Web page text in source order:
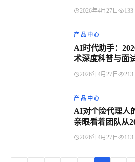
2026年4月27日 133
产品中心
AI时代助手：
术深度科普与面
2026年4月27日 213
产品中心
AI对个险代理人
亲眼看着团队从
2026年4月27日 113